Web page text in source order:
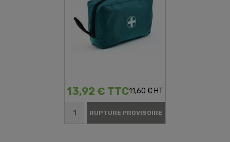
13,92 € TTC11,60 € HT
RUPTURE PROVISOIRE